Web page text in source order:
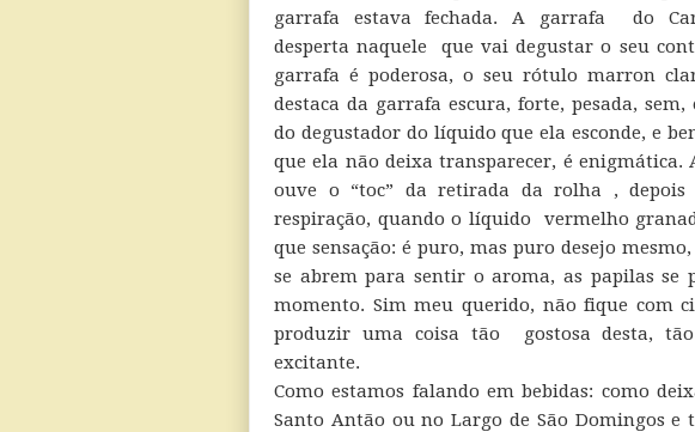
garrafa estava fechada. A garrafa do
desperta naquele que vai degustar o seu
garrafa é poderosa, o seu rótulo marron
destaca da garrafa escura, forte, pesada,
do degustador do líquido que ela esconde, e
que ela não deixa transparecer, é enigmática.
ouve o “toc” da retirada da rolha ,
respiração, quando o líquido vermelho
que sensação: é puro, mas puro desejo
se abrem para sentir o aroma, as papilas se
momento. Sim meu querido, não fique com
produzir uma coisa tão gostosa desta,
excitante.
Como estamos falando em bebidas: como
Santo Antão ou no Largo de São Domingos